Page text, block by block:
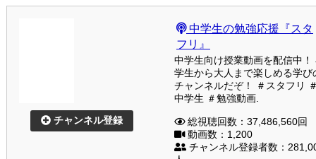
チャンネル登録
中学生の勉強応援『スタ
フリ』
中学生向け授業動画を配信中！
学生から大人まで楽しめる学び
チャンネルだぞ！ ＃スタフリ
中学生 ＃勉強動画.
総視聴回数：37,486,560回
動画数：1,200
チャンネル登録者数：